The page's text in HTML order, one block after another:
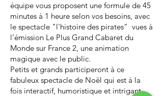
équipe vous proposent une formule de 45
minutes à 1 heure selon vos besoins, avec
le spectacle "l'histoire des pirates" vues à
l’émission Le Plus Grand Cabaret du
Monde sur France 2, une animation
magique avec le public.
Petits et grands participeront à ce
fabuleux spectacle de Noël qui est à la
fois interactif, humoristique et intrigant.